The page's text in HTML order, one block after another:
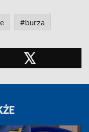
#burza